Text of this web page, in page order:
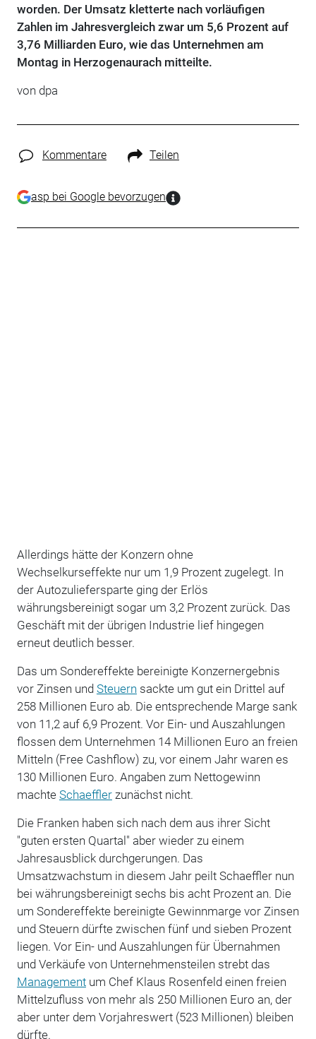
worden. Der Umsatz kletterte nach vorläufigen
Zahlen im Jahresvergleich zwar um 5,6 Prozent auf
3,76 Milliarden Euro, wie das Unternehmen am
Montag in Herzogenaurach mitteilte.
von dpa
Kommentare Teilen
asp bei Google bevorzugen
Allerdings hätte der Konzern ohne
Wechselkurseffekte nur um 1,9 Prozent zugelegt. In
der Autozuliefersparte ging der Erlös
währungsbereinigt sogar um 3,2 Prozent zurück. Das
Geschäft mit der übrigen Industrie lief hingegen
erneut deutlich besser.
Das um Sondereffekte bereinigte Konzernergebnis
vor Zinsen und Steuern sackte um gut ein Drittel auf
258 Millionen Euro ab. Die entsprechende Marge sank
von 11,2 auf 6,9 Prozent. Vor Ein- und Auszahlungen
flossen dem Unternehmen 14 Millionen Euro an freien
Mitteln (Free Cashflow) zu, vor einem Jahr waren es
130 Millionen Euro. Angaben zum Nettogewinn
machte Schaefflerzunächst nicht.
Die Franken haben sich nach dem aus ihrer Sicht
"guten ersten Quartal" aber wieder zu einem
Jahresausblick durchgerungen. Das
Umsatzwachstum in diesem Jahr peilt Schaeffler nun
bei währungsbereinigt sechs bis acht Prozent an. Die
um Sondereffekte bereinigte Gewinnmarge vor Zinsen
und Steuern dürfte zwischen fünf und sieben Prozent
liegen. Vor Ein- und Auszahlungen für Übernahmen
und Verkäufe von Unternehmensteilen strebt das
Managementum Chef Klaus Rosenfeld einen freien
Mittelzufluss von mehr als 250 Millionen Euro an, der
aber unter dem Vorjahreswert (523 Millionen) bleiben
dürfte.